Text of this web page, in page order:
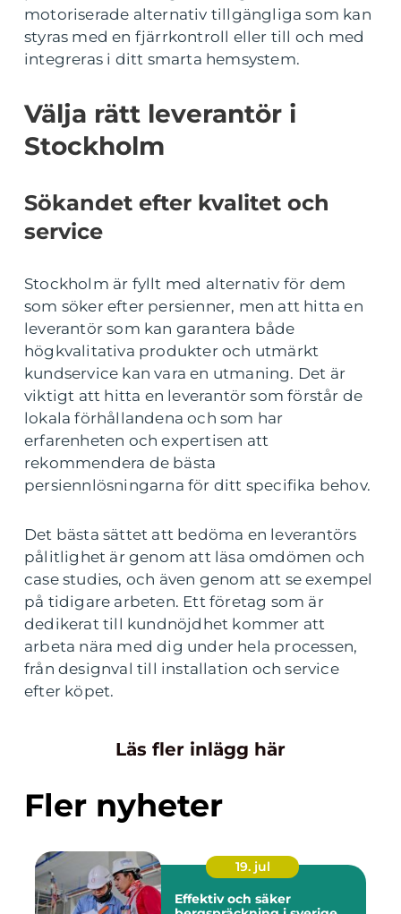
motoriserade alternativ tillgängliga som kan
styras med en fjärrkontroll eller till och med
integreras i ditt smarta hemsystem.
Välja rätt leverantör i
Stockholm
Sökandet efter kvalitet och
service
Stockholm är fyllt med alternativ för dem
som söker efter persienner, men att hitta en
leverantör som kan garantera både
högkvalitativa produkter och utmärkt
kundservice kan vara en utmaning. Det är
viktigt att hitta en leverantör som förstår de
lokala förhållandena och som har
erfarenheten och expertisen att
rekommendera de bästa
persiennlösningarna för ditt specifika behov.
Det bästa sättet att bedöma en leverantörs
pålitlighet är genom att läsa omdömen och
case studies, och även genom att se exempel
på tidigare arbeten. Ett företag som är
dedikerat till kundnöjdhet kommer att
arbeta nära med dig under hela processen,
från designval till installation och service
efter köpet.
Läs fler inlägg här
Fler nyheter
19. jul
Effektiv och säker